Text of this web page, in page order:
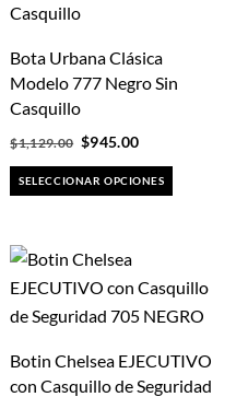
Bota Urbana Clásica
Modelo 777 Negro Sin
Casquillo
$1,129.00 Original
price
was:
$945.00Current
price
is:
SELECCIONAR OPCIONES
variantes.
Las
se
Botin Chelsea EJECUTIVO
con Casquillo de Seguridad